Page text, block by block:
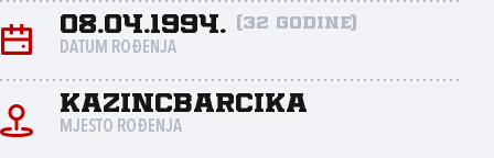
08.04.1994. (32 godine)
DATUM ROĐENJA
Kazincbarcika
MJESTO ROĐENJA